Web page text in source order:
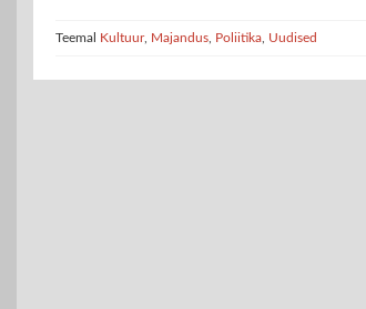
Teemal Kultuur, Majandus Poliitika Uudised